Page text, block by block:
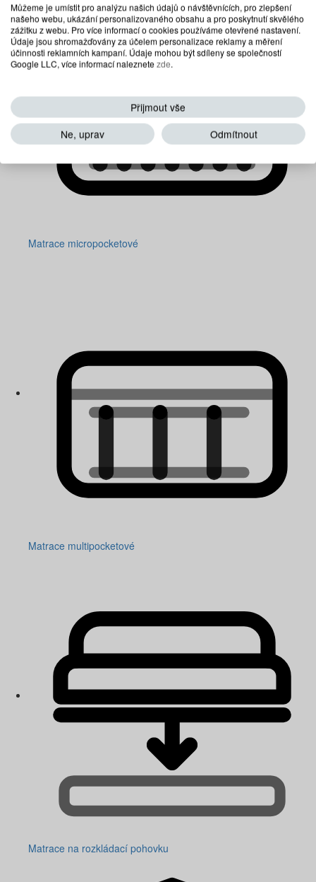
Matrace micropocketové
Matrace multipocketové
Matrace na rozkládací pohovku
Můžeme je umístit pro analýzu našich údajů o návštěvnících, pro zlepšení
našeho webu, ukázání personalizovaného obsahu a pro poskytnutí skvělého
zážitku z webu. Pro více informací o cookies používáme otevřené nastavení.
Údaje jsou shromažďovány za účelem personalizace reklamy a měření
účinnosti reklamních kampaní. Údaje mohou být sdíleny se společností
Google LLC, více informací naleznetezde.
Přijmout vše
Ne, uprav
Odmítnout